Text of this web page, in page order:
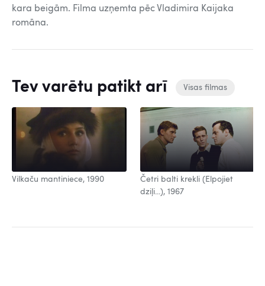
kara beigām. Filma uzņemta pēc Vladimira Kaijaka
romāna.
Tev varētu patikt arī Visas filmas
Vilkaču mantiniece, 1990
Četri balti krekli (Elpojiet
dziļi...), 1967